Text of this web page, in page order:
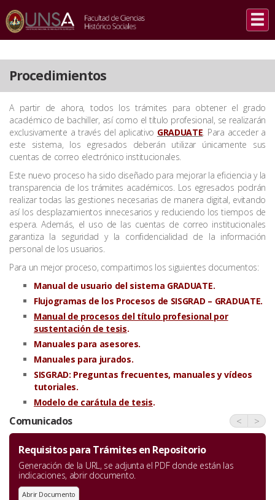
INICIO PROCEDIMIENTOS
Procedimientos
A partir de ahora, todos los trámites para obtener el grado
académico de bachiller, así como el título profesional, se realizarán
exclusivamente a través del aplicativo GRADUATE. Para acceder a
este sistema, los egresados deberán utilizar únicamente sus
cuentas de correo electrónico institucionales.
Este nuevo proceso ha sido diseñado para mejorar la eficiencia y la
transparencia de los trámites académicos. Los egresados podrán
realizar todas las gestiones necesarias de manera digital, evitando
así los desplazamientos innecesarios y reduciendo los tiempos de
espera. Además, el uso de las cuentas de correo institucionales
garantiza la seguridad y la confidencialidad de la información
personal de los usuarios.
Para un mejor proceso, compartimos los siguientes documentos:
Manual de usuario del sistema GRADUATE.
Flujogramas de los Procesos de SISGRAD – GRADUATE.
Manual de procesos del título profesional por
sustentación de tesis.
Manuales para asesores.
Manuales para jurados.
SISGRAD: Preguntas frecuentes, manuales y vídeos
tutoriales.
Modelo de carátula de tesis.
Comunicados < >
Requisitos para Trámites en Repositorio
Generación de la URL, se adjunta el PDF donde están las
indicaciones, abrir documento.
Abrir Documento